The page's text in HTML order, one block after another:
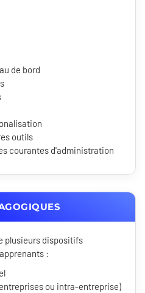
de bord
outils
courantes d'administration
plusieurs dispositifs
:
ou intra-entreprise)